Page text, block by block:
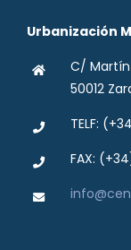
Urbanización
C/ Martín
50012
TELF:
FAX: